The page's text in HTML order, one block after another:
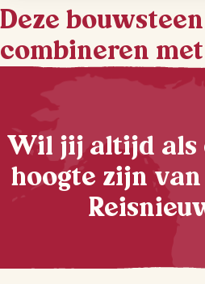
Deze
combineren met
Wil jij altijd als
hoogte zijn